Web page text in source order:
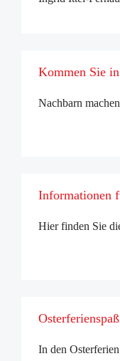
Kommen Sie
Nachbarn
Informationen
Hier finden Sie
Osterferienspaß
In den